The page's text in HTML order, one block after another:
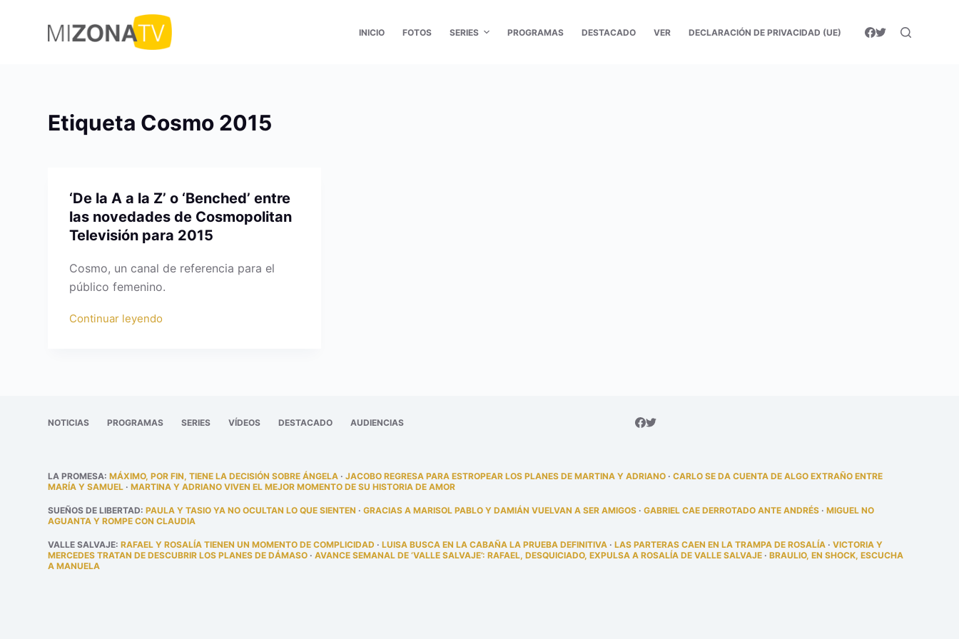
INICIO FOTOS SERIES PROGRAMAS DESTACADO VER DECLARACIÓN DE PRIVACIDAD (UE)
Etiqueta Cosmo 2015
‘De la A a la Z’ o ‘Benched’ entre
las novedades de Cosmopolitan
Televisión para 2015
Cosmo, un canal de referencia para el
público femenino.
Continuar leyendo
NOTICIAS PROGRAMAS SERIES VÍDEOS DESTACADO AUDIENCIAS
LA PROMESA:MÁXIMO, POR FIN, TIENE LA DECISIÓN SOBRE ÁNGELA ·JACOBO REGRESA PARA ESTROPEAR LOS PLANES DE MARTINA Y ADRIANO ·CARLO SE DA CUENTA DE ALGO EXTRAÑO ENTRE
MARÍA Y SAMUEL ·MARTINA Y ADRIANO VIVEN EL MEJOR MOMENTO DE SU HISTORIA DE AMOR
SUEÑOS DE LIBERTAD:PAULA Y TASIO YA NO OCULTAN LO QUE SIENTEN ·GRACIAS A MARISOL PABLO Y DAMIÁN VUELVAN A SER AMIGOS ·GABRIEL CAE DERROTADO ANTE ANDRÉS ·MIGUEL NO
AGUANTA Y ROMPE CON CLAUDIA
VALLE SALVAJE:RAFAEL Y ROSALÍA TIENEN UN MOMENTO DE COMPLICIDAD ·LUISA BUSCA EN LA CABAÑA LA PRUEBA DEFINITIVA ·LAS PARTERAS CAEN EN LA TRAMPA DE ROSALÍA ·VICTORIA Y
MERCEDES TRATAN DE DESCUBRIR LOS PLANES DE DÁMASO ·AVANCE SEMANAL DE ‘VALLE SALVAJE’: RAFAEL, DESQUICIADO, EXPULSA A ROSALÍA DE VALLE SALVAJE ·BRAULIO, EN SHOCK, ESCUCHA
A MANUELA